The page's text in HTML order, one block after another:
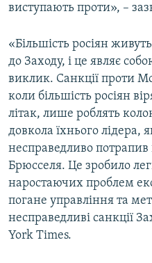
виступають проти», –
«Більшість росіян
до Заходу, і це являє
виклик. Санкції проти
коли більшість росіян
літак, лише роблять
довкола їхнього лідера,
несправедливо потрапив
Брюсселя. Це зробило
наростаючих проблем
погане управління та
несправедливі санкції
York Times.